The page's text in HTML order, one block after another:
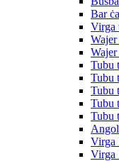
Bar
Virga
Tubu
Tubu
Tubu
Tubu
Tubu
Virga
Virga